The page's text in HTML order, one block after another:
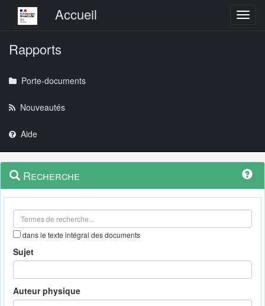
Menu principalAccueil
Rapports
Porte-documents
Nouveautés
Aide
Navigation
outils
Menu
contextuel
Recherche
dans le texte intégral des documents
Sujet
Auteur physique